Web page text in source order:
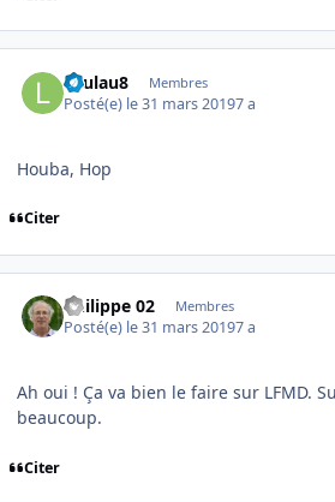
Laulau8 Membres
Posté(e) le 31 mars 20197 a
Houba, Hop
Citer
Philippe 02 Membres
Posté(e) le 31 mars 20197 a
Ah oui ! Ça va bien le faire sur LFMD.
beaucoup.
Citer